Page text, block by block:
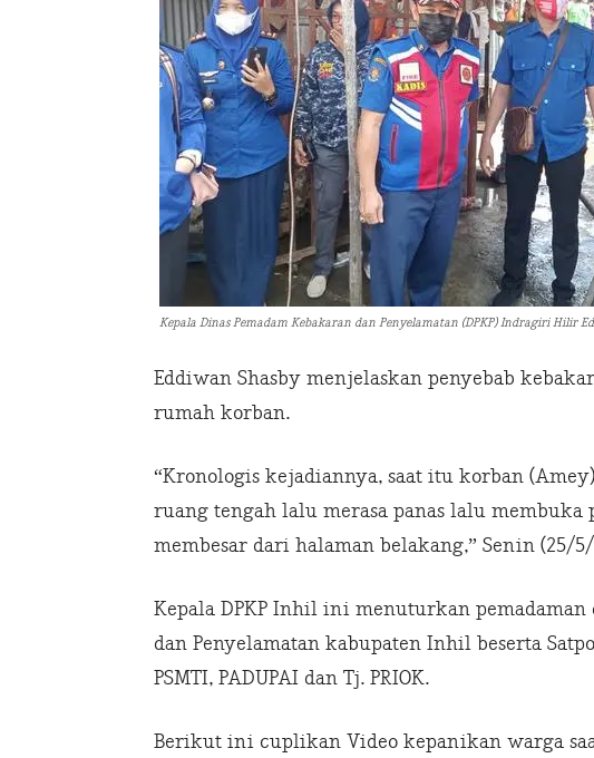
Kepala Dinas Pemadam Kebakaran dan Penyelamatan (DPKP) Indragiri Hilir
Eddiwan Shasby menjelaskan penyebab
rumah korban.
“Kronologis kejadiannya, saat itu korban
ruang tengah lalu merasa panas lalu
membesar dari halaman belakang,” Senin (25/5/
Kepala DPKP Inhil ini menuturkan
dan Penyelamatan kabupaten Inhil beserta
PSMTI, PADUPAI dan Tj. PRIOK.
Berikut ini cuplikan Video kepanikan warga